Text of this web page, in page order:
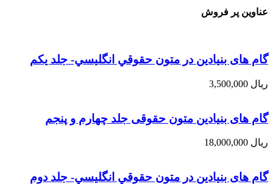
عناوین پر فروش
گام های بنیادین در متون حقوقي انگليسي- جلد يكم
ریال
گام های بنیادین متون حقوقی جلد چهارم و پنجم
ریال
گام های بنیادین در متون حقوقي انگليسي- جلد دوم